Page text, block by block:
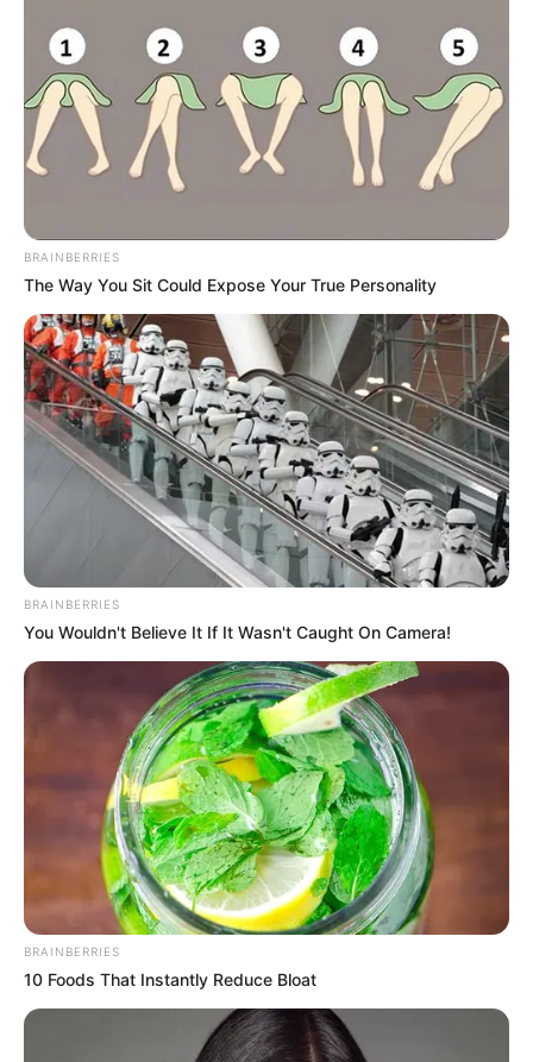
BRAINBERRIES
The Way You Sit Could Expose Your True Personality
BRAINBERRIES
You Wouldn't Believe It If It Wasn't Caught On Camera!
BRAINBERRIES
10 Foods That Instantly Reduce Bloat